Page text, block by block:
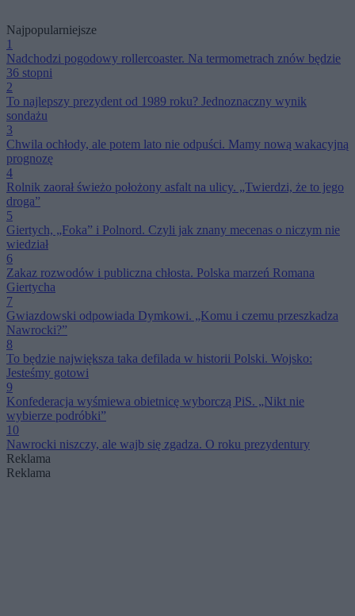
Najpopularniejsze
1
Nadchodzi pogodowy rollercoaster. Na termometrach znów będzie
36 stopni
2
To najlepszy prezydent od 1989 roku? Jednoznaczny wynik
sondażu
3
Chwila ochłody, ale potem lato nie odpuści. Mamy nową wakacyjną
prognozę
4
Rolnik zaorał świeżo położony asfalt na ulicy. „Twierdzi, że to jego
droga”
5
Giertych, „Foka” i Polnord. Czyli jak znany mecenas o niczym nie
wiedział
6
Zakaz rozwodów i publiczna chłosta. Polska marzeń Romana
Giertycha
7
Gwiazdowski odpowiada Dymkowi. „Komu i czemu przeszkadza
Nawrocki?”
8
To będzie największa taka defilada w historii Polski. Wojsko:
Jesteśmy gotowi
9
Konfederacja wyśmiewa obietnicę wyborczą PiS. „Nikt nie
wybierze podróbki”
10
Nawrocki niszczy, ale wajb się zgadza. O roku prezydentury
Reklama
Reklama